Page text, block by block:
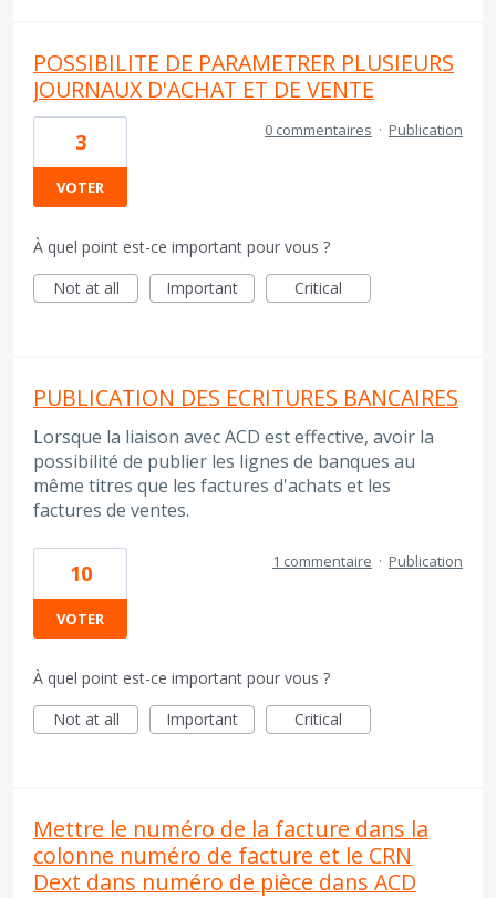
POSSIBILITE DE PARAMETRER PLUSIEURS
JOURNAUX D'ACHAT ET DE VENTE
3
VOTER
0 commentaires · Publication
À quel point est-ce important pour vous ?
Not at all
Important Critical
PUBLICATION DES ECRITURES BANCAIRES
Lorsque la liaison avec ACD est effective, avoir la
possibilité de publier les lignes de banques au
même titres que les factures d'achats et les
factures de ventes.
10
VOTER
1 commentaire · Publication
À quel point est-ce important pour vous ?
Not at all
Important Critical
Mettre le numéro de la facture dans la
colonne numéro de facture et le CRN
Dext dans numéro de pièce dans ACD